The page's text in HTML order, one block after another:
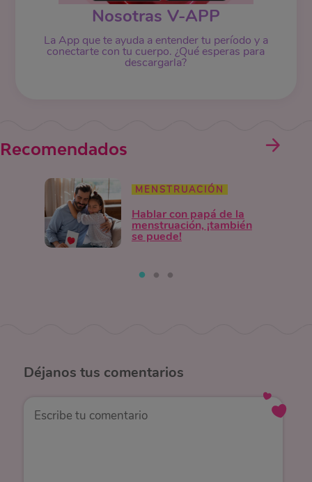
Nosotras V-APP
La App que te ayuda a entender tu período y a
conectarte con tu cuerpo. ¿Qué esperas para
descargarla?
Recomendados
MENSTRUACIÓN
Hablar con papá de la
menstruación, ¡también
se puede!
Déjanos tus comentarios